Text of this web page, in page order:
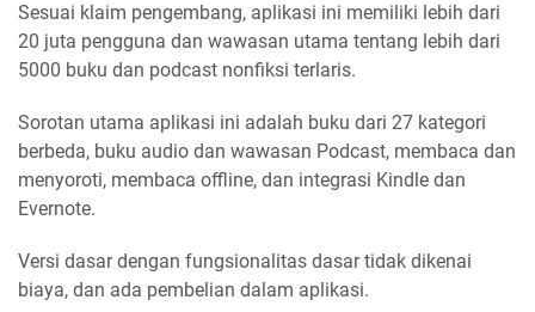
Sesuai klaim pengembang, aplikasi ini memiliki lebih dari
20 juta pengguna dan wawasan utama tentang lebih dari
5000 buku dan podcast nonfiksi terlaris.
Sorotan utama aplikasi ini adalah buku dari 27 kategori
berbeda, buku audio dan wawasan Podcast, membaca dan
menyoroti, membaca offline, dan integrasi Kindle dan
Evernote.
Versi dasar dengan fungsionalitas dasar tidak dikenai
biaya, dan ada pembelian dalam aplikasi.